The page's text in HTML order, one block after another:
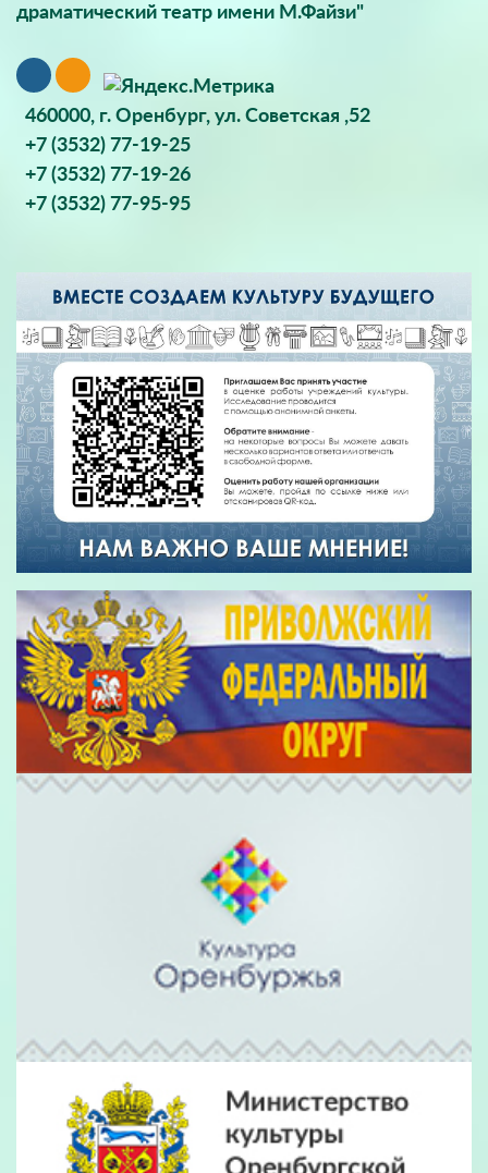
драматический театр имени М.Файзи"
460000, г. Оренбург, ул. Советская ,52
+7 (3532) 77-19-25
+7 (3532) 77-19-26
+7 (3532) 77-95-95